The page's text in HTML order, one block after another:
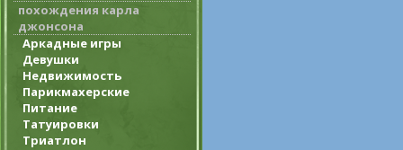
похождения карла
джонсона
Аркадные игры
Девушки
Недвижимость
Парикмахерские
Питание
Татуировки
Триатлон